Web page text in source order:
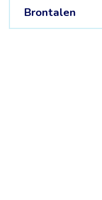
Brontalen